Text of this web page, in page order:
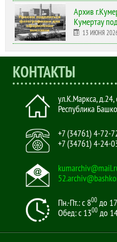
Архив
Кумертау
13 ИЮНЯ
КОНТАКТЫ
ул.К.Маркса, д.24,
Республика
+7 (34761) 4-72-
+7 (34761) 4-24-
Пн.-Пт.: с 800 до 17
Обед: с 1300 до